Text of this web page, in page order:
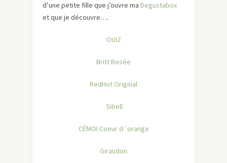
d’une petite fille que j’ouvre ma Degustabox
et que je découvre….
OUIZ
Britt Rosée
RedHot Original
Sibell
CÉMOI Coeur d´orange
Giraudon